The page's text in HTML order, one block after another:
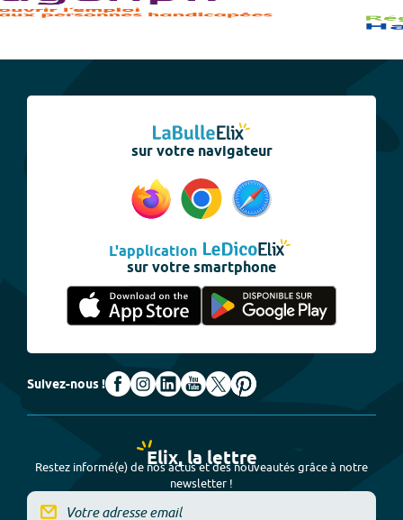
sur votre navigateur
L'application
sur votre smartphone
Suivez-nous !
Elix, la lettre
Restez informé(e) de nos actus et des nouveautés grâce à notre
newsletter !